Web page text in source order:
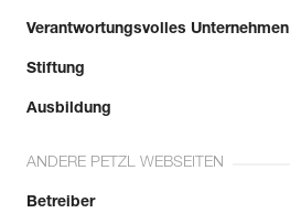
Verantwortungsvolles Unternehmen
Stiftung
Ausbildung
ANDERE PETZL WEBSEITEN
Betreiber